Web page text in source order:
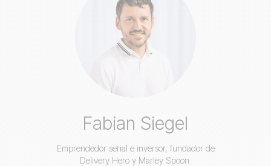
Fabian Siegel
Emprendedor serial e inversor, fundador de
Delivery Hero y Marley Spoon.